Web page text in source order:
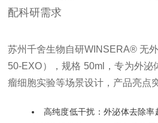
配科研需求
苏州千舍生物自研WINSERA® 无
50-EXO），规格 50ml，专为外泌
瘤细胞实验等场景设计，产品亮点
高纯度低干扰：外泌体去除